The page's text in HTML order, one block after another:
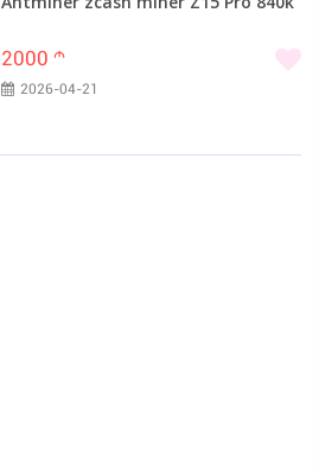
Antminer zcash miner Z15 Pro 840k
2000 m
2026-04-21